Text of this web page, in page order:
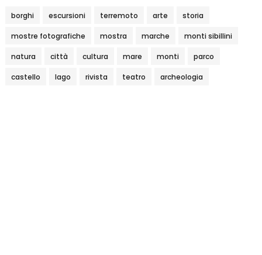
borghi escursioni terremoto arte storia
mostre fotografiche mostra marche monti sibillini
natura città cultura mare monti parco
castello lago rivista teatro archeologia